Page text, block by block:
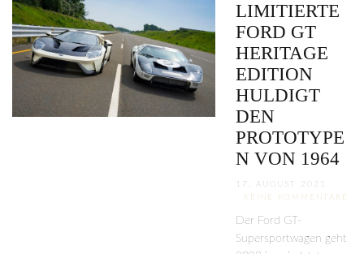
LIMITIERTE
FORD GT
HERITAGE
EDITION
HULDIGT
DEN
PROTOTYPE
N VON 1964
17. AUGUST 2021
KEINE KOMMENTARE
Der Ford GT-
Supersportwagen geht